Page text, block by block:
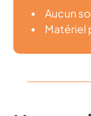
Aucun
Matériel